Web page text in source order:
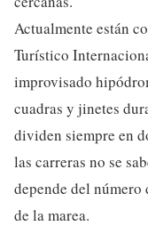
Actualmente están
Turístico
improvisado
cuadras y jinetes
dividen siempre en
las carreras no se
depende del
de la marea.